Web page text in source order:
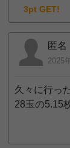
3pt GET!
匿名
2025
久々に行っ
28玉の5.15